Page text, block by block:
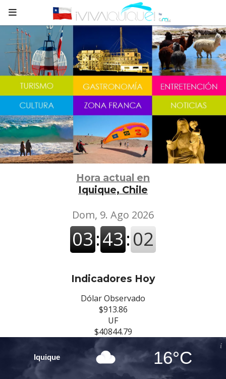
Hora actual en
Iquique, Chile
Indicadores Hoy
Dólar Observado
$913.86
UF
$40844.79
Iquique 16°C